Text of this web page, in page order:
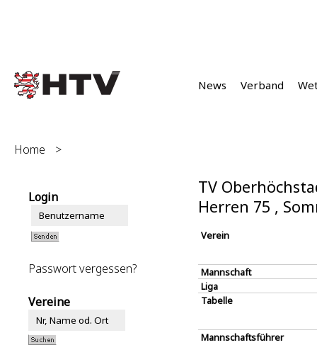
News Verband
Home >
Login
Passwort vergessen?
Vereine
TV
Herren 75 ,
Verein
Mannschaft
Liga
Tabelle
Mannschaftsführer